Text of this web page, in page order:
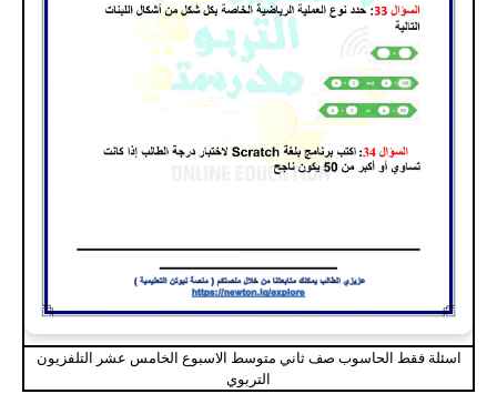
اسئلة فقط الحاسوب صف ثاني متوسط الاسبوع الخامس عشر التلفزيون
التربوي